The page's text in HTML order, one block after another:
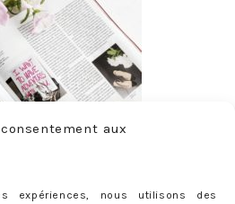
aux
expériences, nous utilisons des